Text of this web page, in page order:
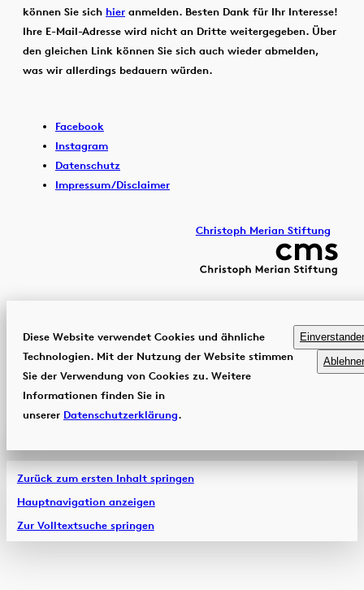
können Sie sich hier anmelden. Besten Dank für Ihr Interesse!
Ihre E-Mail-Adresse wird nicht an Dritte weitergegeben. Über
den gleichen Link können Sie sich auch wieder abmelden,
was wir allerdings bedauern würden.
Facebook
Instagram
Datenschutz
Impressum/Disclaimer
Christoph Merian Stiftung
Diese Website verwendet Cookies und ähnliche
Technologien. Mit der Nutzung der Website stimmen
Sie der Verwendung von Cookies zu. Weitere
Informationen finden Sie in
unserer Datenschutzerklärung.
Zurück zum ersten Inhalt springen
Hauptnavigation anzeigen
Zur Volltextsuche springen